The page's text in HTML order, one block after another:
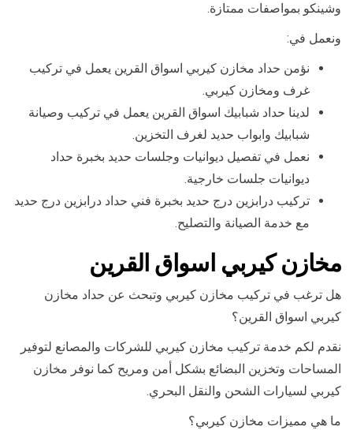
وشينكو بمواصفات ممتازة.
ونعمل في:
نؤمن حداد مخازن كيربي اسواق القرين يعمل في تركيب
غرف ومخازن كيربي.
لدينا حداد شبابيك اسواق القرين يعمل في تركيب وصيانة
شبابيك وابواب حديد لغرف التخزين.
نعمل في تفصيل ديوانيات وجلسات حديد بخبرة حداد
ديوانيات جلسات خارجية.
تركيب درابزين درج حديد بخبرة فني حداد درابزين درج حديد
مع خدمة الصيانة والتصليح.
مخازن كيربي اسواق القرين
هل ترغب في تركيب مخازن كيربي وتبحث عن حداد مخازن
كيربي اسواق القرين؟
نقدم لكم خدمة تركيب مخازن كيربي للشركات والمصانع لتوفير
المساحات وتخزين البضائع بشكل أمن ومريح كما نوفر مخازن
كيربي لسيارات الشحن والنقل البحري.
ما هي مميزات مخازن كيربي؟